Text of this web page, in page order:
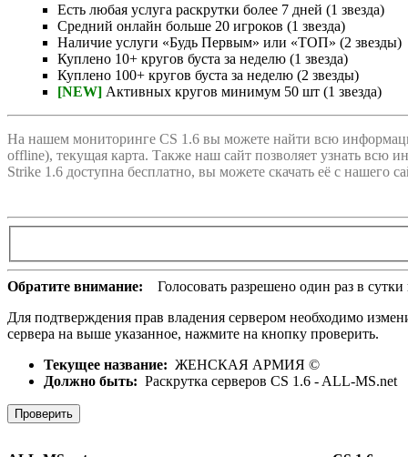
Есть любая услуга раскрутки более 7 дней (1 звезда)
Средний онлайн больше 20 игроков (1 звезда)
Наличие услуги «Будь Первым» или «ТОП» (2 звезды)
Куплено 10+ кругов буста за неделю (1 звезда)
Куплено 100+ кругов буста за неделю (2 звезды)
[NEW] Активных кругов минимум 50 шт (1 звезда)
На нашем мониторинге CS 1.6 вы можете найти всю
offline), текущая карта. Также наш сайт позволяет узнать всю
Strike 1.6 доступна бесплатно, вы можете скачать её с
Обратите внимание: Голосовать разрешено один раз в сутки
Для подтверждения прав владения сервером необходимо
сервера на выше указанное, нажмите на кнопку проверить.
Текущее название: ЖЕНСКАЯ АРМИЯ ©
Должно быть: Раскрутка серверов CS 1.6 - ALL-MS.net
Проверить